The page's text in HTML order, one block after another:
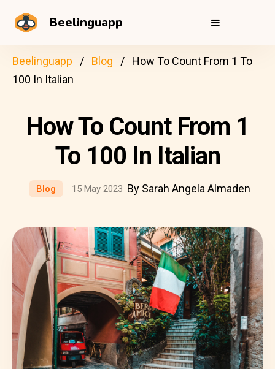
Beelinguapp
Beelinguapp Blog
How To Count From 1 To
100 In Italian
How To Count From 1
To 100 In Italian
Blog 15 May 2023 By Sarah Angela Almaden